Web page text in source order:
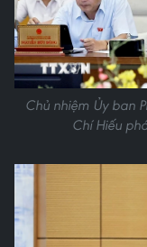
Chủ nhiệm Ủy ban
Chí Hiếu